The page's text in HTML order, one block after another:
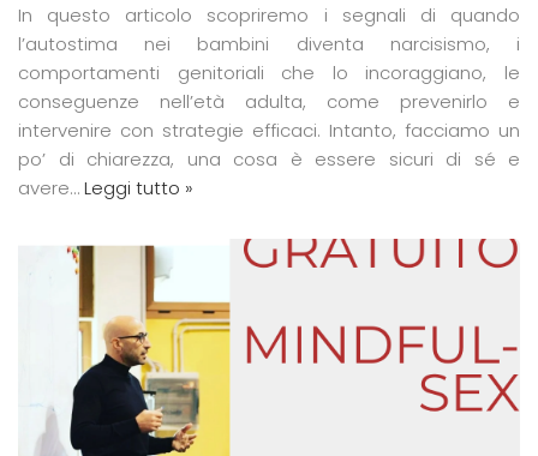
In questo articolo scopriremo i segnali di quando
l’autostima nei bambini diventa narcisismo, i
comportamenti genitoriali che lo incoraggiano, le
conseguenze nell’età adulta, come prevenirlo e
intervenire con strategie efficaci. Intanto, facciamo un
po’ di chiarezza, una cosa è essere sicuri di sé e
avere…Leggi tutto »